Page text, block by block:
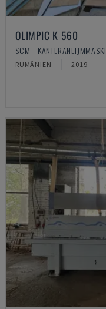
OLIMPIC K 560
SCM -
RUMÄNIEN 2019